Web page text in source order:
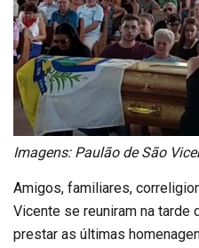
Imagens: Paulão de São
Amigos, familiares,
Vicente se reuniram na tarde
prestar as últimas